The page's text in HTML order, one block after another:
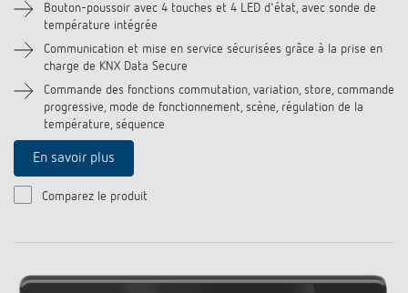
Bouton-poussoir avec 4 touches et 4 LED d'état, avec sonde de
température intégrée
Communication et mise en service sécurisées grâce à la prise en
charge de KNX Data Secure
Commande des fonctions commutation, variation, store, commande
progressive, mode de fonctionnement, scène, régulation de la
température, séquence
En savoir plus
Comparez le produit